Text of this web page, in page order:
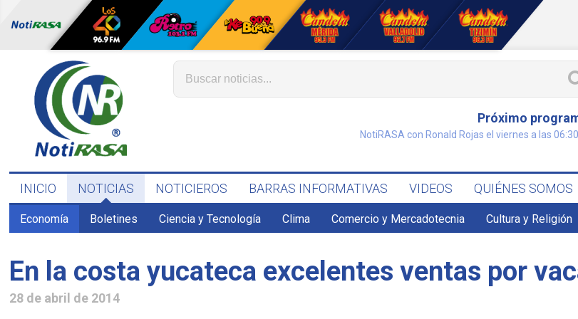
Próximo
NotiRASA con Ronald Rojas el viernes a las
INICIO NOTICIAS NOTICIEROS BARRAS INFORMATIVAS VIDEOS QUIÉNES SOMOS
Economía Boletines Ciencia y Tecnología Clima Comercio y Mercadotecnia Cultura y Religión
En la costa yucateca excelentes ventas por
28 de abril de 2014